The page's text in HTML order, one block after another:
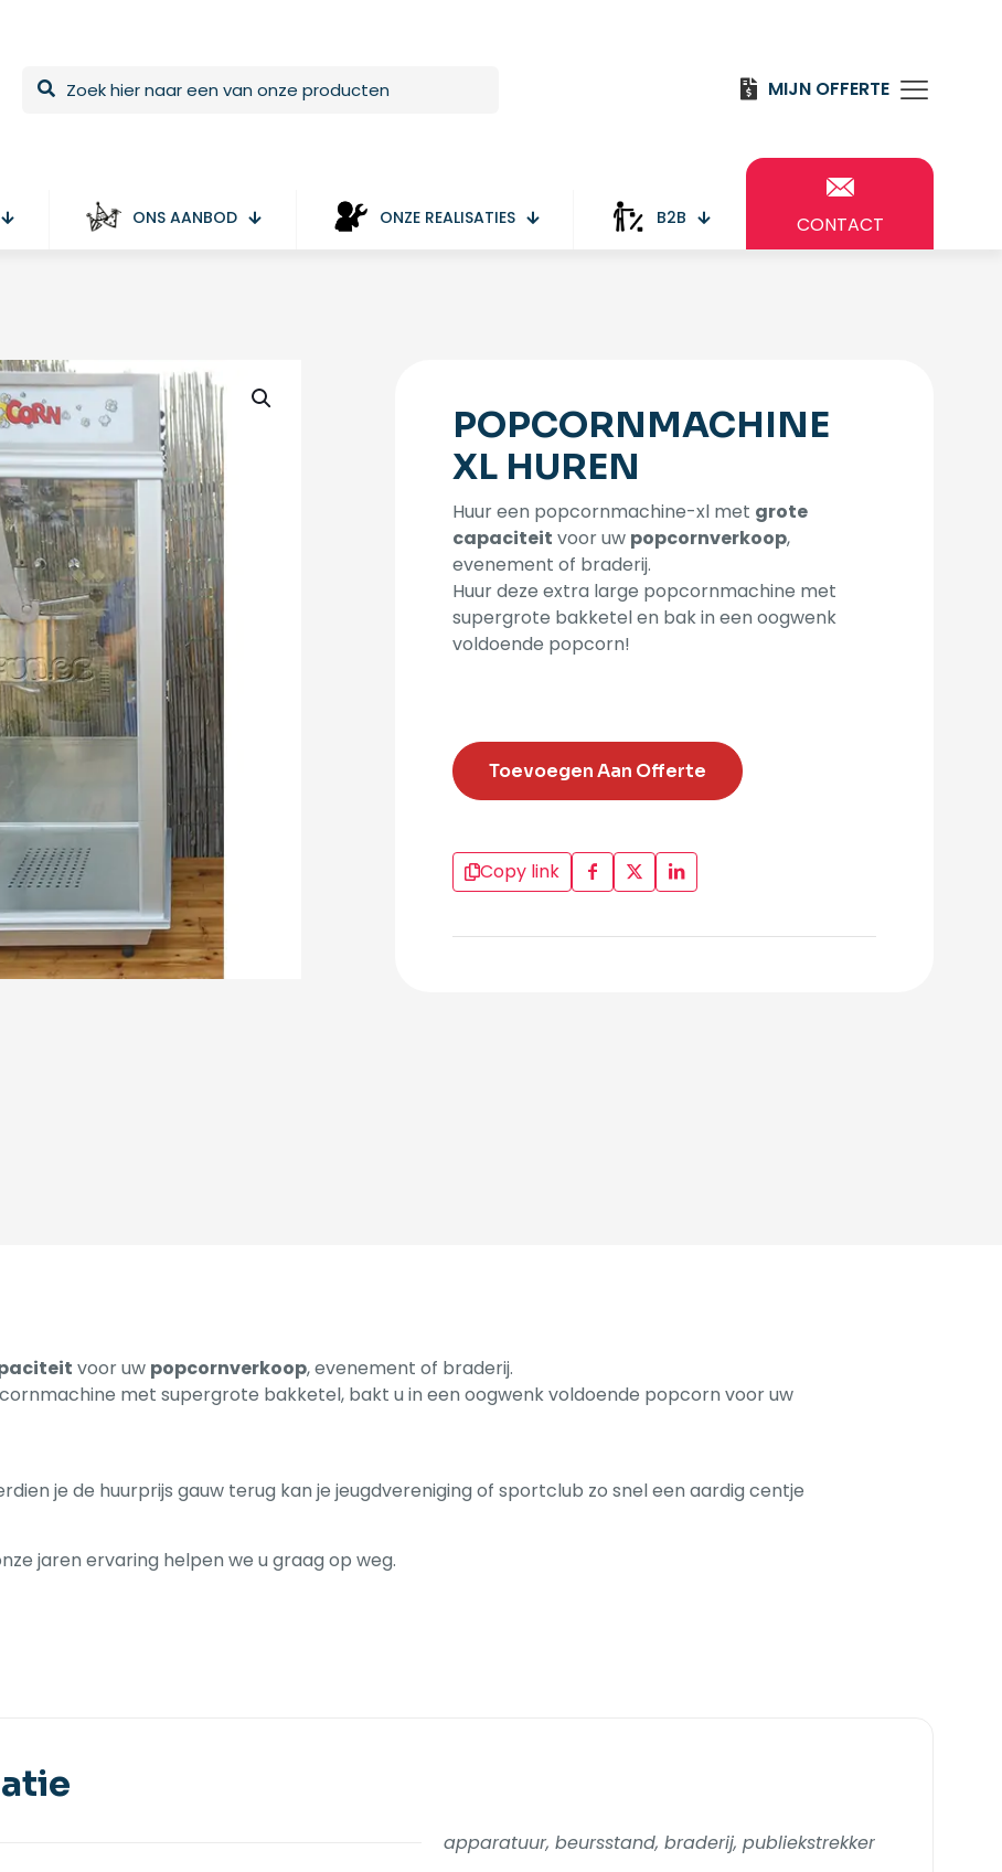
MIJN OFFERTE
ONS AANBOD ONZE REALISATIES B2B CONTACT
POPCORNMACHINE
XL HUREN
Huur een popcornmachine-xl met grote
capaciteit voor uw popcornverkoop,
evenement of braderij.
Huur deze extra large popcornmachine met
supergrote bakketel en bak in een oogwenk
voldoende popcorn!
Toevoegen Aan Offerte
Copy link
voor uw popcornverkoop, evenement of braderij.
met supergrote bakketel, bakt u in een oogwenk voldoende popcorn voor uw
je de huurprijs gauw terug kan je jeugdvereniging of sportclub zo snel een aardig centje
jaren ervaring helpen we u graag op weg.
apparatuur, beursstand, braderij, publiekstrekker